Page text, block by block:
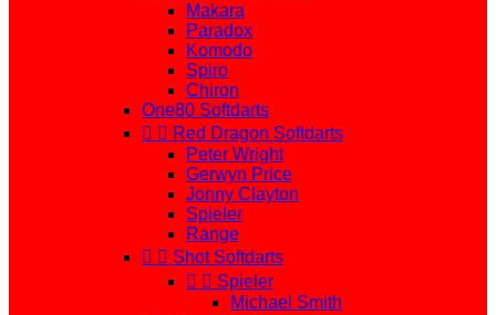
Makara
Paradox
Komodo
Spiro
Chiron
One80 Softdarts
  Red Dragon Softdarts
Peter Wright
Gerwyn Price
Jonny Clayton
Spieler
Range
  Shot Softdarts
  Spieler
Michael Smith